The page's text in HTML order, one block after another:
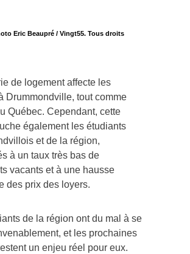
Eric Beaupré / Vingt55. Tous droits
de logement affecte les
Drummondville, tout comme
Québec. Cependant, cette
également les étudiants
et de la région,
à un taux très bas de
vacants et à une hausse
des prix des loyers.
de la région ont du mal à se
et les prochaines
un enjeu réel pour eux.